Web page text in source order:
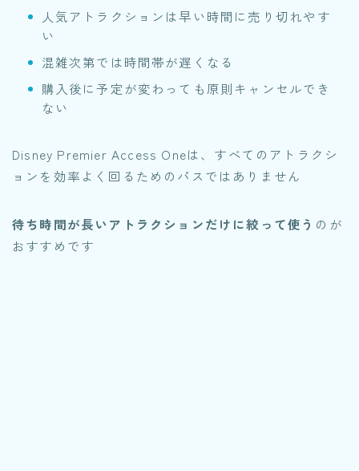
人気アトラクションは早い時間に売り切れやす
い
混雑次第では時間帯が遅くなる
購入後に予定が変わっても原則キャンセルでき
ない
Disney Premier Access Oneは、すべてのアトラクシ
ョンを効率よく回るためのパスではありません
待ち時間が長いアトラクションだけに絞って使う のが
おすすめです